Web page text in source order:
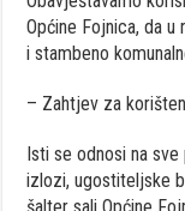
Općine Fojnica, da
i stambeno
– Zahtjev za
Isti se odnosi na
izlozi, ugostiteljske